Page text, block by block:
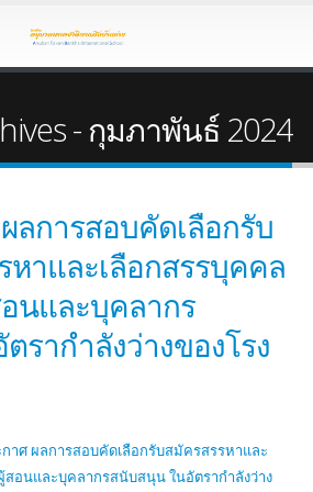
- กุมภาพันธ์ 2024
ลการสอบคัดเลือกรับ
หาและเลือกสรรบุคคล
นและบุคลากร
รากำลังว่างของโรง
าศ ผลการสอบคัดเลือกรับสมัครสรรหาและ
สอนและบุคลากรสนับสนุน ในอัตรากำลังว่าง